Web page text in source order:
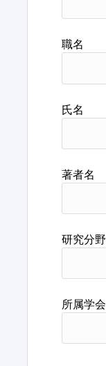
職名
氏名
著者名
研究分野
所属学会